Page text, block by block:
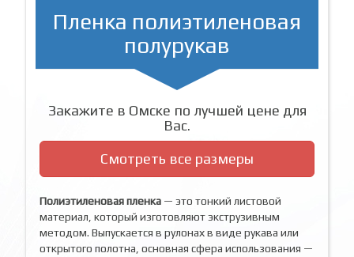
Пленка полиэтиленовая
полурукав
Закажите в Омске по лучшей цене для
Вас.
Смотреть все размеры
Полиэтиленовая пленка — это тонкий листовой
материал, который изготовляют экструзивным
методом. Выпускается в рулонах в виде рукава или
открытого полотна, основная сфера использования —